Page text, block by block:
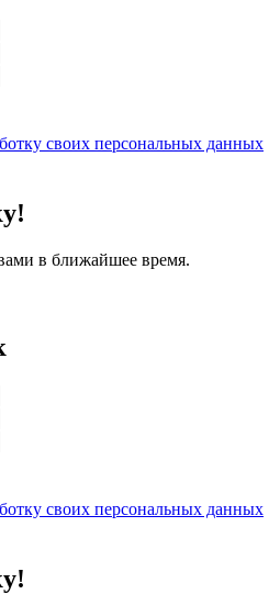
своих персональных данных
в ближайшее время.
своих персональных данных